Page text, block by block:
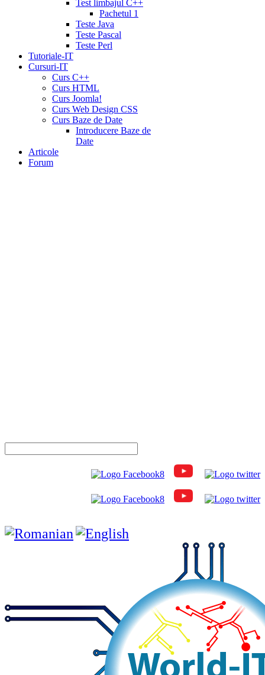
Test limbajul C++
Pachetul 1
Teste Java
Teste Pascal
Teste Perl
Tutoriale-IT
Cursuri-IT
Curs C++
Curs HTML
Curs Joomla!
Curs Web Design CSS
Curs Baze de Date
Introducere Baze de
Date
Articole
Forum